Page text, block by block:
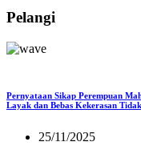
Pelangi
Pernyataan Sikap Perempuan
Layak dan Bebas Kekerasan
25/11/2025